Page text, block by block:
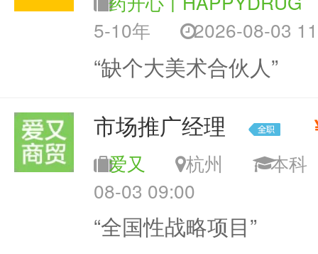
5-10年
2026-08-03
“缺个大美术合伙人”
市场推广经理
爱又 杭州
本
08-03 09:00
“全国性战略项目”